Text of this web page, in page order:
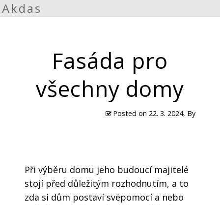
Akdas
Fasáda pro
všechny domy
Posted on 22. 3. 2024, By
Při výběru domu jeho budoucí majitelé
stojí před důležitým rozhodnutím, a to
zda si dům postaví svépomocí a nebo